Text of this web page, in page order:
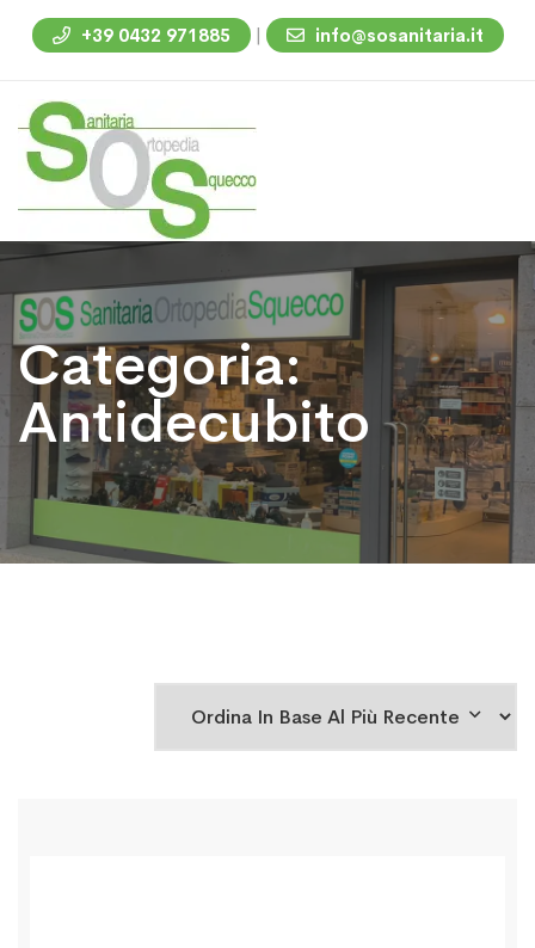
+39 0432 971885 | info@sosanitaria.it
Categoria:
Antidecubito